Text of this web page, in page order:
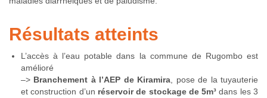
Résultats atteints
L’accès à l’eau potable dans la commune de Rugombo est
amélioré
–> Branchement à l’AEP de Kiramira , pose de la tuyauterie
et construction d’un réservoir de stockage de 5m³ dans les 3